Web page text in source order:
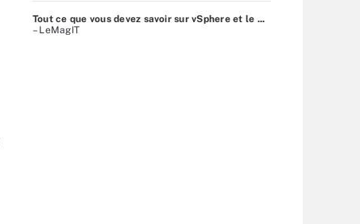
Tout ce que vous devez savoir sur vSphere et le ...
– LeMagIT